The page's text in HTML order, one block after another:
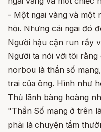
- Một ngai vàng và một
hỏi. Những cái ngai đó
Người hậu cận run rẩy
Người ta nói với tôi
norbou là thần số
trai của ông. Hình như
Thủ lãnh bàng hoàng
"Thần Số mạng ở trên
phải là chuyện tầm